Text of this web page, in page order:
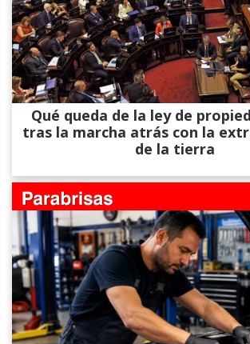
Qué queda de la ley de
tras la marcha atrás con la
de la tierra